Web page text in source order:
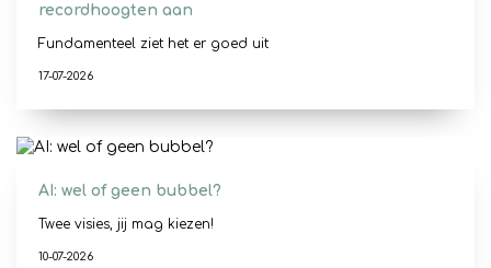
recordhoogten aan
Fundamenteel ziet het er goed uit
17-07-2026
AI: wel of geen bubbel?
Twee visies, jij mag kiezen!
10-07-2026